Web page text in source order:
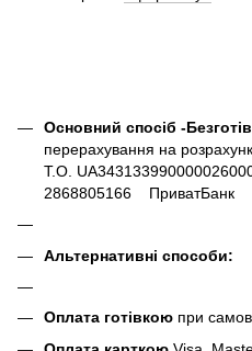
Основний спосіб -
перерахування на
Т.О.
2868805166 ПриватБанк
Альтернативні способи:
Оплата готівкою при